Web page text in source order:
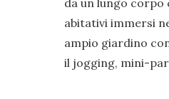
da un lungo corpo
abitativi immersi
ampio giardino
il jogging, mini-